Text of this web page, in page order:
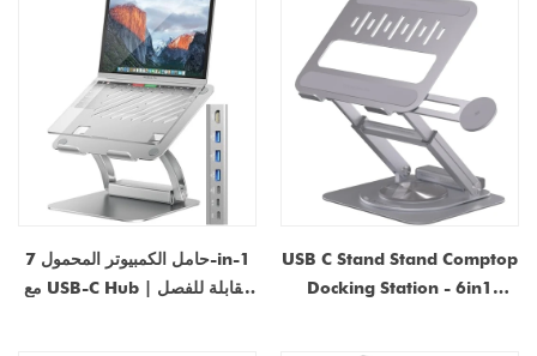
تصنيع التصميم الشخصي
منافذ USB | OEM/ODM
الشركة المصنعة
حامل الكمبيوتر المحمول 7-in-1
مع USB-C Hub القابلة للفصل |
USB C Stand Stand Comptop
Docking Station - 6in1